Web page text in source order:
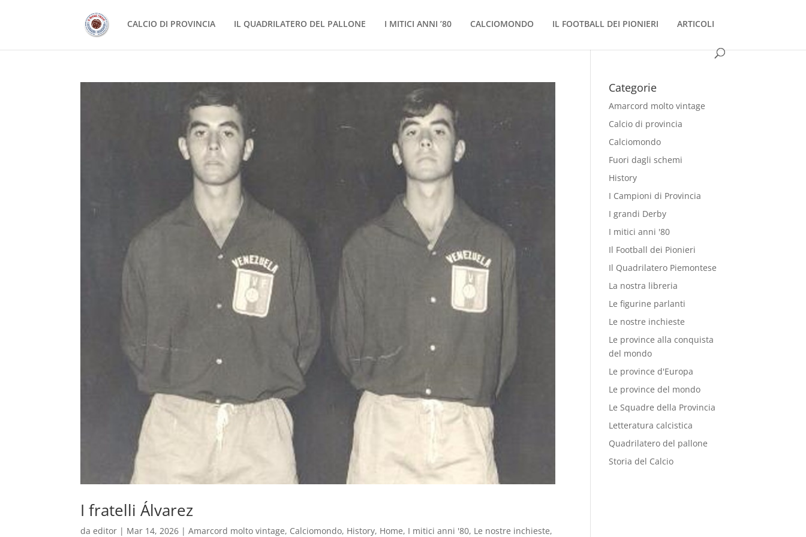
CALCIO DI PROVINCIA IL QUADRILATERO DEL PALLONE I MITICI ANNI ’80 CALCIOMONDO IL FOOTBALL DEI PIONIERI ARTICOLI
I fratelli Álvarez
daeditor | Mar 14, 2026 |Amarcord molto vintage, Calciomondo, History, Home, I mitici anni '80, Le nostre inchieste,
Categorie
Amarcord molto vintage
Calcio di provincia
Calciomondo
Fuori dagli schemi
History
I Campioni di Provincia
I grandi Derby
I mitici anni '80
Il Football dei Pionieri
Il Quadrilatero Piemontese
La nostra libreria
Le figurine parlanti
Le nostre inchieste
Le province alla conquista
del mondo
Le province d'Europa
Le province del mondo
Le Squadre della Provincia
Letteratura calcistica
Quadrilatero del pallone
Storia del Calcio